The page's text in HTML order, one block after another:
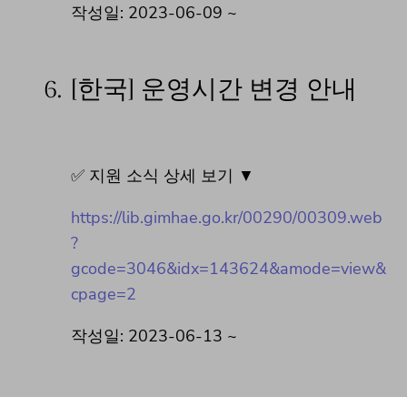
작성일: 2023-06-09 ~
6. [한국] 운영시간 변경 안내
✅ 지원 소식 상세 보기 ▼
https://lib.gimhae.go.kr/00290/00309.web
?
gcode=3046&idx=143624&amode=view&
cpage=2
작성일: 2023-06-13 ~